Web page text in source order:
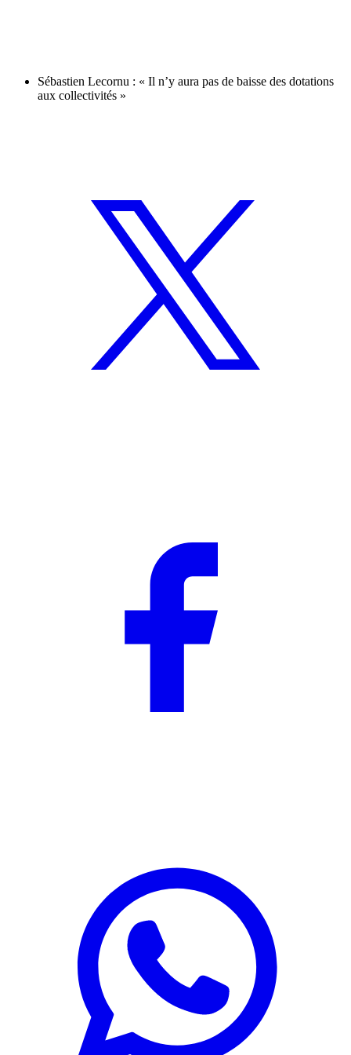
Sébastien Lecornu : « Il n’y aura pas de baisse des dotations
aux collectivités »